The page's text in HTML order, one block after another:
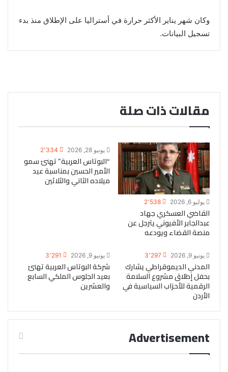
وكان شهر يناير الأكثر حرارة في أستراليا على الإطلاق منذ بدء
تسجيل البيانات.
مقالات ذات صلة
يوليو 6, 2026 2٬538
القاضي العسكري جهاد
عبدالجابر الأفيوني يترجل عن
منصة القضاء ويودعه
يونيو 28, 2026 2٬334
“البوتاس العربية” تهنئ سمو
الأمير الحسين بمناسبة عيد
ميلاده الثاني والثلاثين
يونيو 9, 2026 3٬297
المدني الديموقراطي يشارك
بحفل إطلاق مشروع السلامة
الرقمية للأحزاب السياسية في
الأردن
يونيو 9, 2026 3٬291
شركة البوتاس العربية تهنئ
بعيد الجلوس الملكي السابع
والعشرين
Advertisement